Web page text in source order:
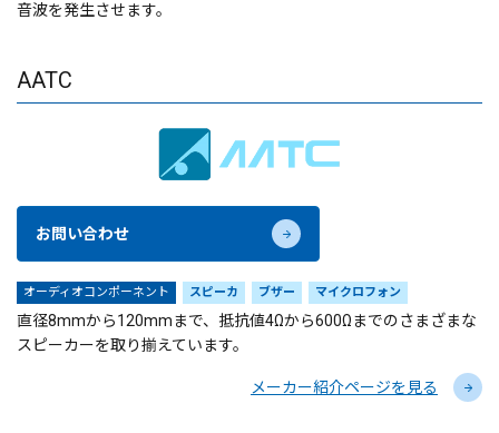
音波を発生させます。
AATC
お問い合わせ
オーディオコンポーネント スピーカ ブザー マイクロフォン
直径8mmから120mmまで、抵抗値4Ωから600Ωまでのさまざまな
スピーカーを取り揃えています。
メーカー紹介ページを見る